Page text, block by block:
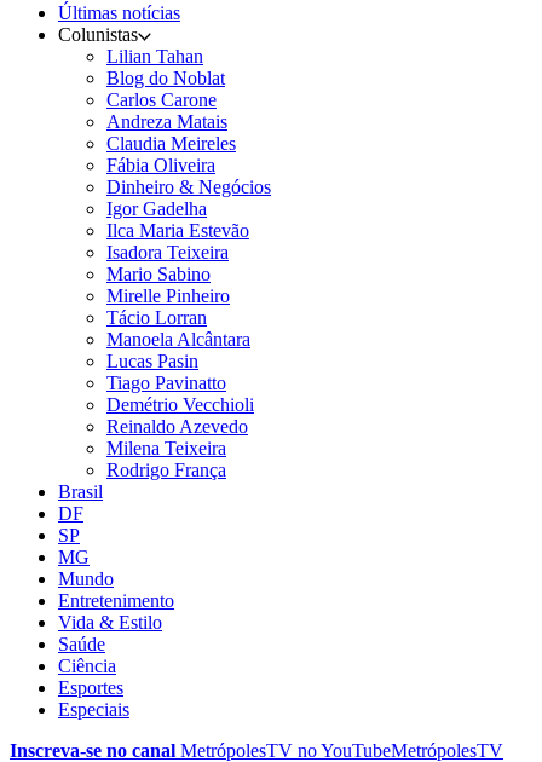
Últimas notícias
Colunistas
Lilian Tahan
Blog do Noblat
Carlos Carone
Andreza Matais
Claudia Meireles
Fábia Oliveira
Dinheiro & Negócios
Igor Gadelha
Ilca Maria Estevão
Isadora Teixeira
Mario Sabino
Mirelle Pinheiro
Tácio Lorran
Manoela Alcântara
Lucas Pasin
Tiago Pavinatto
Demétrio Vecchioli
Reinaldo Azevedo
Milena Teixeira
Rodrigo França
Brasil
DF
SP
MG
Mundo
Entretenimento
Vida & Estilo
Saúde
Ciência
Esportes
Especiais
Inscreva-se no canal MetrópolesTV noYouTubeMetrópolesTV